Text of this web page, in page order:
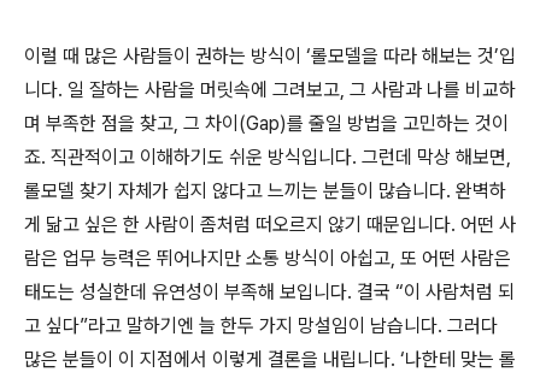
이럴 때 많은 사람들이 권하는 방식이 ‘롤모델을 따라 해보는 것’입
니다. 일 잘하는 사람을 머릿속에 그려보고, 그 사람과 나를 비교하
며 부족한 점을 찾고, 그 차이(Gap)를 줄일 방법을 고민하는 것이
죠. 직관적이고 이해하기도 쉬운 방식입니다. 그런데 막상 해보면,
롤모델 찾기 자체가 쉽지 않다고 느끼는 분들이 많습니다. 완벽하
게 닮고 싶은 한 사람이 좀처럼 떠오르지 않기 때문입니다. 어떤 사
람은 업무 능력은 뛰어나지만 소통 방식이 아쉽고, 또 어떤 사람은
태도는 성실한데 유연성이 부족해 보입니다. 결국 “이 사람처럼 되
고 싶다”라고 말하기엔 늘 한두 가지 망설임이 남습니다. 그러다
많은 분들이 이 지점에서 이렇게 결론을 내립니다. ‘나한테 맞는 롤